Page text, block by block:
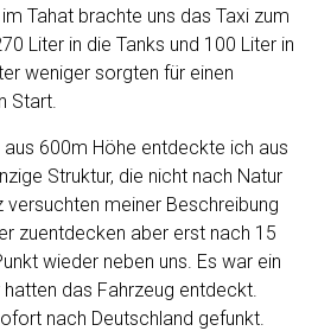
Tahat brachte uns das Taxi zum
Liter in die Tanks und 100 Liter in
weniger sorgten für einen
Start.
600m Höhe entdeckte ich aus
Struktur, die nicht nach Natur
versuchten meiner Beschreibung
zuentdecken aber erst nach 15
wieder neben uns. Es war ein
das Fahrzeug entdeckt.
nach Deutschland gefunkt.